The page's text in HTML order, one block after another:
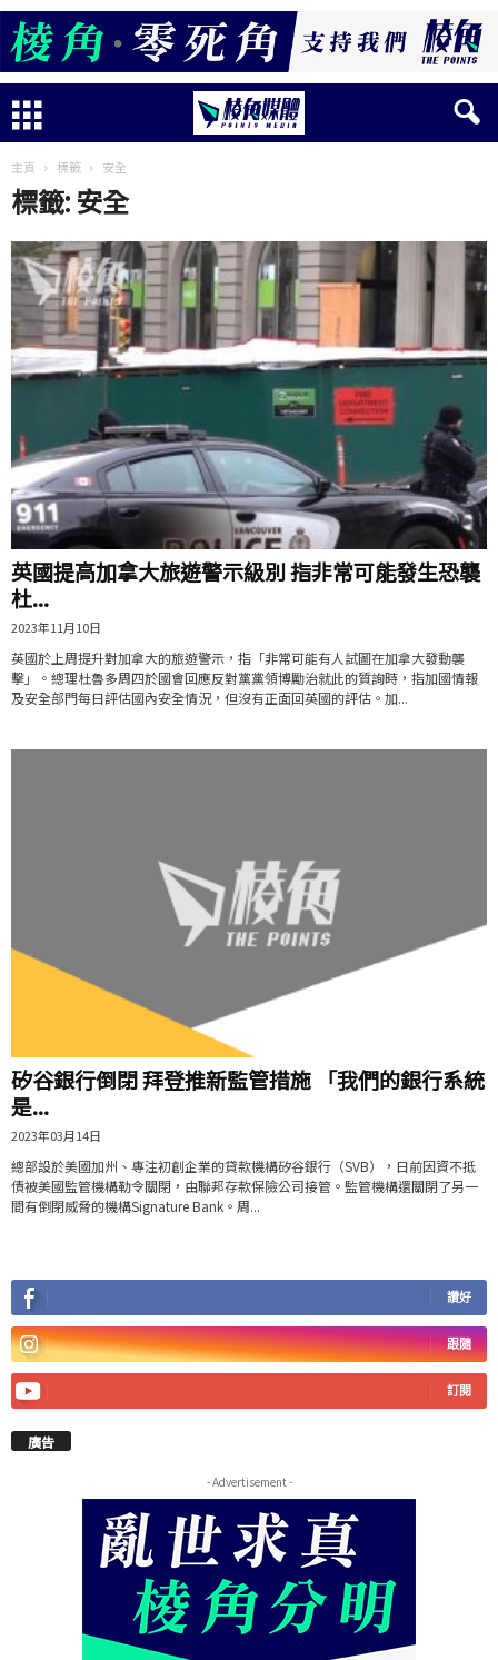
主頁 標籤 安全
標籤: 安全
英國提高加拿大旅遊警示級別 指非常可能發生恐襲
杜...
2023年11月10日
英國於上周提升對加拿大的旅遊警示，指「非常可能有人試圖在加拿大發動襲
擊」。總理杜魯多周四於國會回應反對黨黨領博勵治就此的質詢時，指加國情報
及安全部門每日評估國內安全情況，但沒有正面回英國的評估。加...
矽谷銀行倒閉 拜登推新監管措施 「我們的銀行系統
是...
2023年03月14日
總部設於美國加州、專注初創企業的貸款機構矽谷銀行（SVB），日前因資不抵
債被美國監管機構勒令關閉，由聯邦存款保險公司接管。監管機構還關閉了另一
間有倒閉威脅的機構Signature Bank。周...
讚好
跟隨
訂閱
廣告
- Advertisement -